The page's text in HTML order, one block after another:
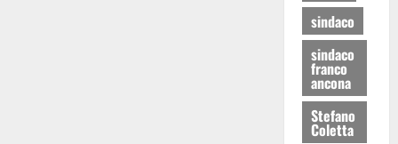
sindaco
sindaco
franco
ancona
Stefano
Coletta